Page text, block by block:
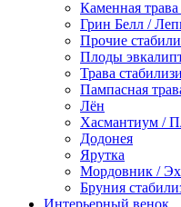
Каменная
Грин Белл /
Прочие
Плоды
Трава
Пампасная
Лён
Хасмантиум /
Додонея
Ярутка
Мордовник /
Бруния
Интерьерный венок